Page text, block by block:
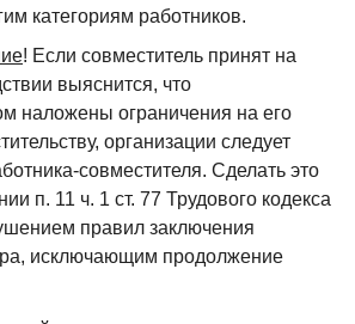
категориям работников.
! Если совместитель принят на
выяснится, что
наложены ограничения на его
организации следует
совместителя. Сделать это
п. 11 ч. 1 ст. 77 Трудового кодекса
правил заключения
исключающим продолжение